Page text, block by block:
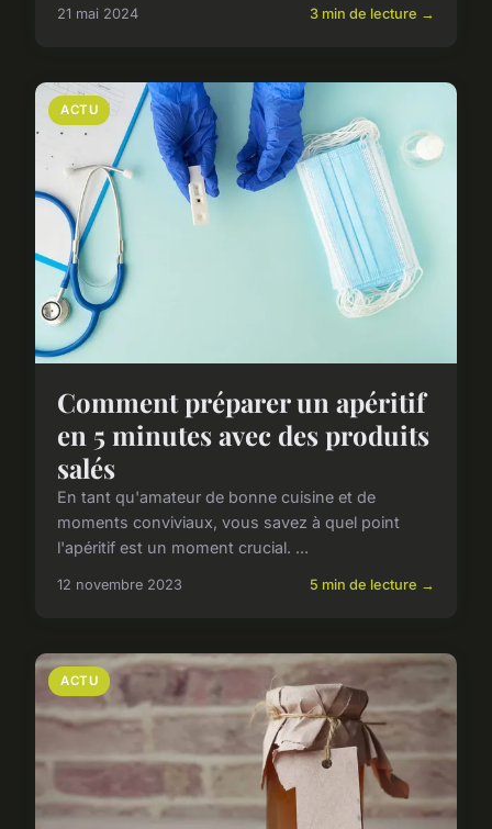
21 mai 2024 3 min de lecture →
ACTU
Comment préparer un apéritif
en 5 minutes avec des produits
salés
En tant qu'amateur de bonne cuisine et de
moments conviviaux, vous savez à quel point
l'apéritif est un moment crucial. ...
12 novembre 2023 5 min de lecture →
ACTU